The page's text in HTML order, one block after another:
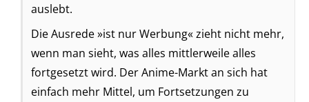
auslebt.
Die Ausrede »ist nur Werbung« zieht nicht mehr,
wenn man sieht, was alles mittlerweile alles
fortgesetzt wird. Der Anime-Markt an sich hat
einfach mehr Mittel, um Fortsetzungen zu